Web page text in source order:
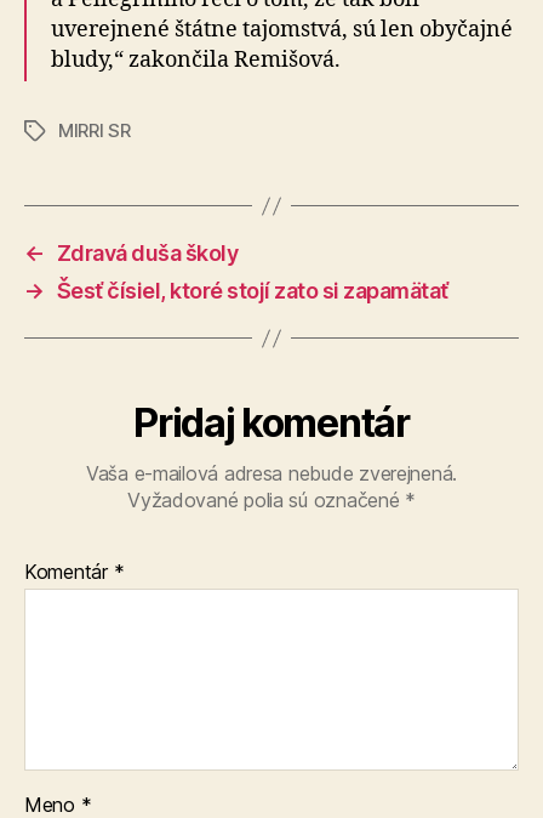
uverejnené štátne tajomstvá, sú len obyčajné
bludy,“ zakončila Remišová.
ZnačkyMIRRI SR
←
Zdravá duša školy
→ Šesť čísiel, ktoré stojí zato si zapamätať
Pridaj komentár
Vaša e-mailová adresa nebude zverejnená.
Vyžadované polia sú označené *
Komentár *
Meno *